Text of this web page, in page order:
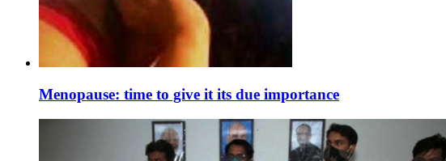
Menopause: time to give it its due importance